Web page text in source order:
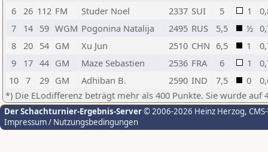
6
26 112 FM Studer Noel 2337 SUI 5 1
7
14 59 WGM Pogonina Natalija 2495 RUS 5,5 ½
8
20 54 GM Xu Jun 2510 CHN 6,5 1
9
17 44 GM Maze Sebastien 2536 FRA 6 1
10
7 29 GM Adhiban B. 2590 IND 7,5 0
*) Die ELodifferenz beträgt mehr als 400 Punkte. Sie wurde auf
Der Schachturnier-Ergebnis-Server© 2006-2026 Heinz Herzog,
Impressum / Nutzungsbedingungen